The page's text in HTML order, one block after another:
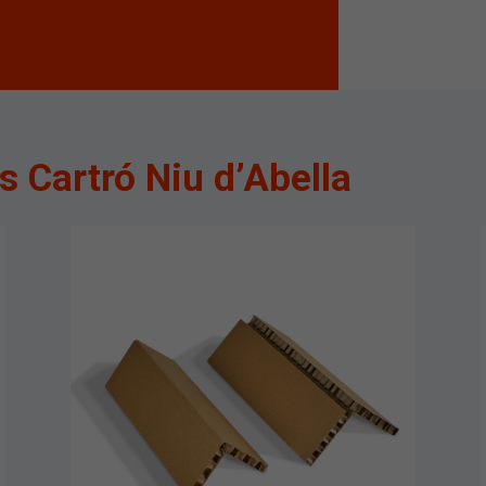
Cartró Niu d’Abella